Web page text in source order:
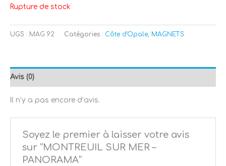
Rupture de stock
UGS : MAG 92 Catégories : Côte d'Opale MAGNETS
Avis (0)
Il n’y a pas encore d’avis.
Soyez le premier à laisser votre avis
sur “MONTREUIL SUR MER –
PANORAMA”